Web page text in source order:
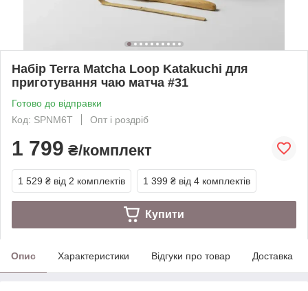
Набір Terra Matcha Loop Katakuchi для
приготування чаю матча #31
Готово до відправки
Код: SPNM6T
Опт і роздріб
1 799 ₴/комплект
1 529 ₴ від 2 комплектів 1 399 ₴ від 4 комплектів
Купити
Опис Характеристики Відгуки про товар Доставка